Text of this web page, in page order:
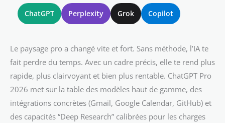
ChatGPT Perplexity Grok Copilot
Le paysage pro a changé vite et fort. Sans méthode, l’IA te
fait perdre du temps. Avec un cadre précis, elle te rend plus
rapide, plus clairvoyant et bien plus rentable. ChatGPT Pro
2026 met sur la table des modèles haut de gamme, des
intégrations concrètes (Gmail, Google Calendar, GitHub) et
des capacités “Deep Research” calibrées pour les charges